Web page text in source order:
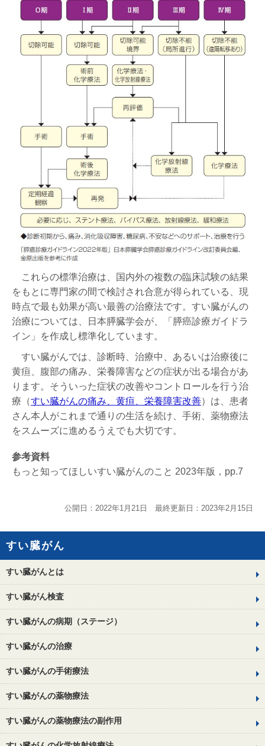
これらの標準治療は、国内外の複数の臨床試験の結果
をもとに専門家の間で検討され合意が得られている、現
時点で最も効果が高い最善の治療法です。すい臓がんの
治療については、日本膵臓学会が、「膵癌診療ガイドラ
イン」を作成し標準化しています。
すい臓がんでは、診断時、治療中、あるいは治療後に
黄疸、腹部の痛み、栄養障害などの症状が出る場合があ
ります。そういった症状の改善やコントロールを行う治
療（すい臓がんの痛み、黄疸、栄養障害改善）は、患者
さん本人がこれまで通りの生活を続け、手術、薬物療法
をスムーズに進めるうえでも大切です。
参考資料
もっと知ってほしいすい臓がんのこと 2023年版，pp.7
公開日：2022年1月21日 最終更新日：2023年2月15日
すい臓がん
すい臓がんとは
すい臓がん検査
すい臓がんの病期（ステージ）
すい臓がんの治療
すい臓がんの手術療法
すい臓がんの薬物療法
すい臓がんの薬物療法の副作用